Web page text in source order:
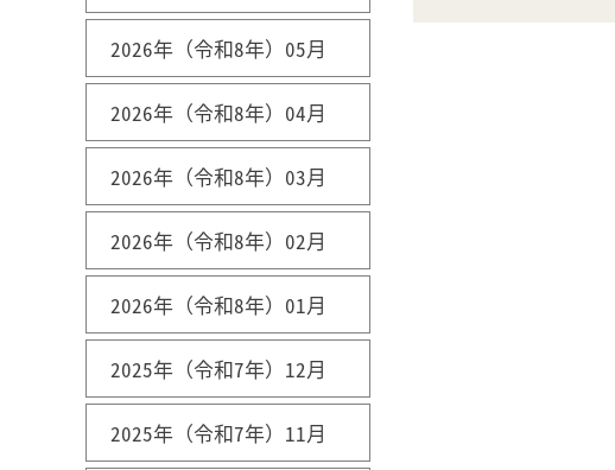
2026年（令和8年）05月
2026年（令和8年）04月
2026年（令和8年）03月
2026年（令和8年）02月
2026年（令和8年）01月
2025年（令和7年）12月
2025年（令和7年）11月